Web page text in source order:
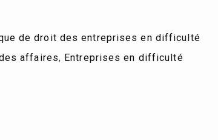
de droit des entreprises en difficulté
affaires, Entreprises en difficulté